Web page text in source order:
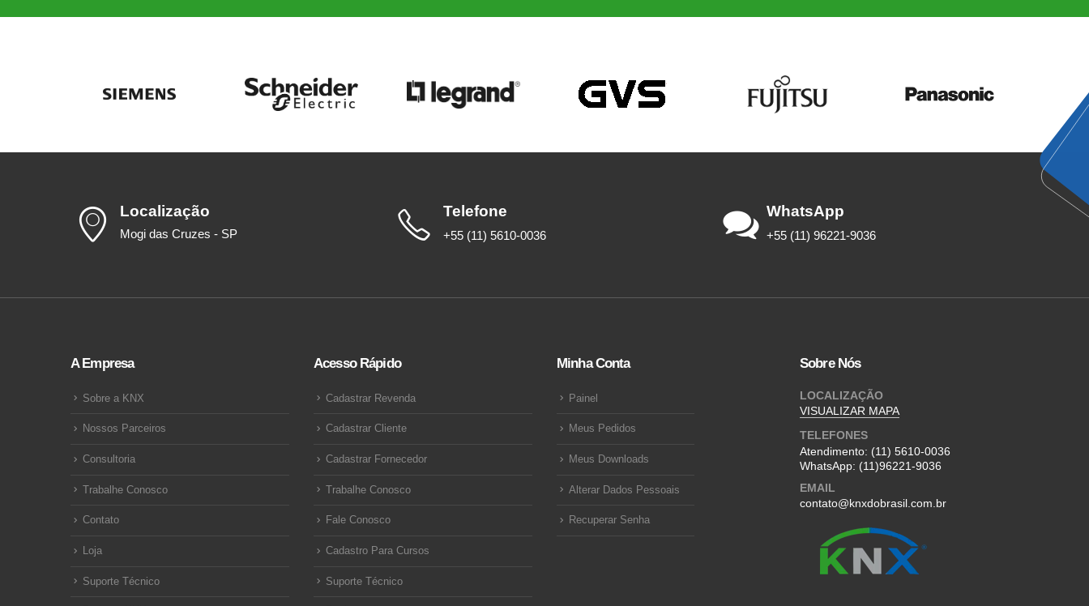
Localização
Mogi das Cruzes - SP
Telefone
+55 (11) 5610-0036
WhatsApp
+55 (11) 96221-9036
A Empresa
Sobre a KNX
Nossos Parceiros
Consultoria
Trabalhe Conosco
Contato
Loja
Suporte Técnico
Acesso Rápido
Cadastrar Revenda
Cadastrar Cliente
Cadastrar Fornecedor
Trabalhe Conosco
Fale Conosco
Cadastro Para Cursos
Suporte Técnico
Minha Conta
Painel
Meus Pedidos
Meus Downloads
Alterar Dados Pessoais
Recuperar Senha
Sobre Nós
LOCALIZAÇÃO
VISUALIZAR MAPA
TELEFONES
Atendimento: (11) 5610-0036
WhatsApp: (11)96221-9036
EMAIL
contato@knxdobrasil.com.br